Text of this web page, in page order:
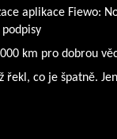
aplikace Fiewo:
km pro dobrou
řekl, co je špatně.